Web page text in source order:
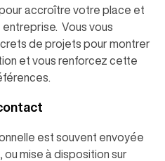
accroître votre place et
Vous vous
de projets pour montrer
et vous renforcez cette
est souvent envoyée
ou mise à disposition sur